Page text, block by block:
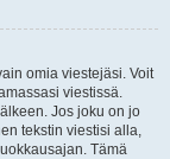
omia viestejäsi. Voit
viestissä.
Jos joku on jo
tekstin viestisi alla,
Tämä